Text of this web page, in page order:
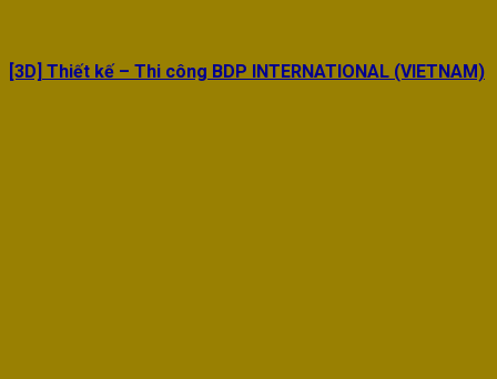
[3D] Thiết kế – Thi công BDP INTERNATIONAL (VIETNAM)